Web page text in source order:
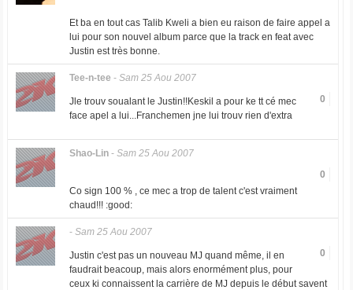
Et ba en tout cas Talib Kweli a bien eu raison de faire appel a
lui pour son nouvel album parce que la track en feat avec
Justin est très bonne.
Tee-n-tee - Sam 25 Aou 2007
0
Jle trouv soualant le Justin!!Keskil a pour ke tt cé mec
face apel a lui...Franchemen jne lui trouv rien d'extra
Shao-Lin- Sam 25 Aou 2007
0
Co sign 100 % , ce mec a trop de talent c'est vraiment
chaud!!! :good:
- Sam 25 Aou 2007
0
Justin c'est pas un nouveau MJ quand même, il en
faudrait beacoup, mais alors enormément plus, pour
ceux ki connaissent la carrière de MJ depuis le début savent